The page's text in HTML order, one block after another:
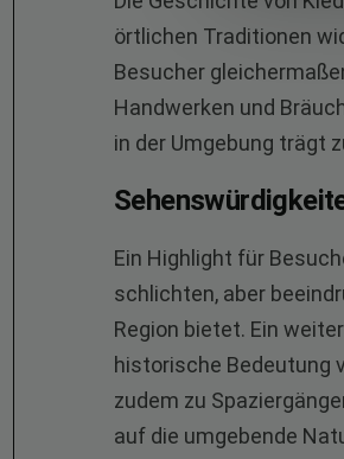
örtlichen Traditionen
Besucher
Handwerken und
in der Umgebung trägt
Ein Highlight für
schlichten, aber
Region bietet. Ein
historische Bedeutung
zudem zu
auf die umgebende